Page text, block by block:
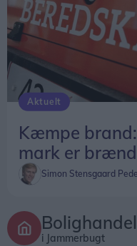
Aktuelt
Kæmpe
mark er
Simon Stensgaard
Bolighandel
i Jammerbugt